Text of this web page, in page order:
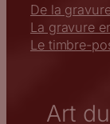
De la
La gravure
Le timbre-
Art